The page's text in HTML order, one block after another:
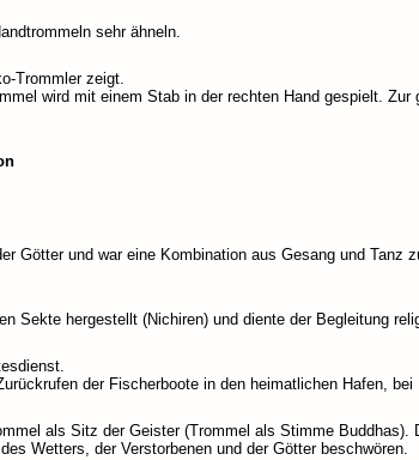
sehr ähneln.
Trommler zeigt.
wird mit einem Stab in der rechten Hand gespielt.
Götter und war eine Kombination aus Gesang und Tanz
Sekte hergestellt (Nichiren) und diente der Begleitung
der Fischerboote in den heimatlichen Hafen, bei
als Sitz der Geister (Trommel als Stimme Buddhas).
Wetters, der Verstorbenen und der Götter beschwören.